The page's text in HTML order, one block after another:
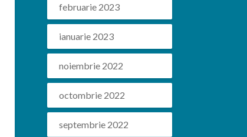
februarie 2023
ianuarie 2023
noiembrie 2022
octombrie 2022
septembrie 2022